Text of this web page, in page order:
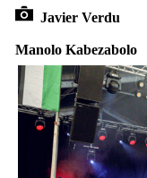
Javier Verdu
Manolo Kabezabolo